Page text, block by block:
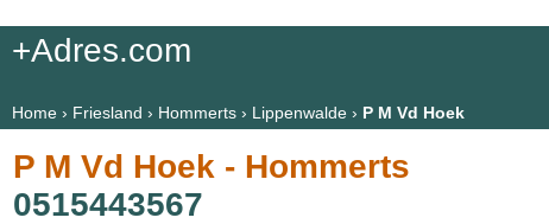
+Adres.com
Home› Friesland › Hommerts› Lippenwalde› P M Vd Hoek
P M Vd Hoek - Hommerts
0515443567